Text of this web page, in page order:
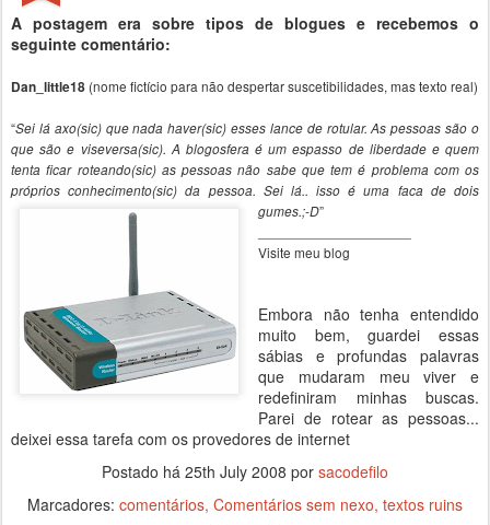
A postagem era sobre tipos de blogues e recebemos o
seguinte comentário:
Dan_little18 (nome fictício para não despertar suscetibilidades, mas texto real)
“Sei lá axo(sic) que nada haver(sic) esses lance de rotular. As pessoas são o
que são e viseversa(sic). A blogosfera é um espasso de liberdade e quem
tenta ficar roteando(sic) as pessoas não sabe que tem é problema com os
próprios conhecimento(sic) da pessoa. Sei lá.. isso é uma faca de dois
gumes.;-D”
Visite meu blog
Embora não tenha entendido
muito bem, guardei essas
sábias e profundas palavras
que mudaram meu viver e
redefiniram minhas buscas.
Parei de rotear as pessoas...
deixei essa tarefa com os provedores de internet
Postado há 25th July 2008 por sacodefilo
Marcadores: comentários Comentários sem nexo textos ruins